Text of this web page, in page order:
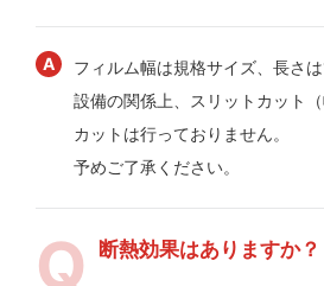
フィルム幅は規格サイズ、長さ
設備の関係上、スリットカット
カットは行っておりません。
予めご了承ください。
断熱効果はありますか？